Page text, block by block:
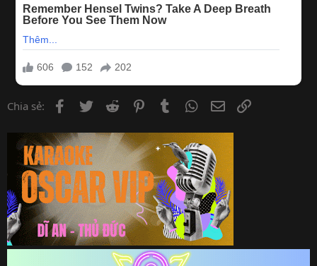
Chia sẻ: Facebook
Twitter Reddit PinterestTumblr WhatsApp
Email